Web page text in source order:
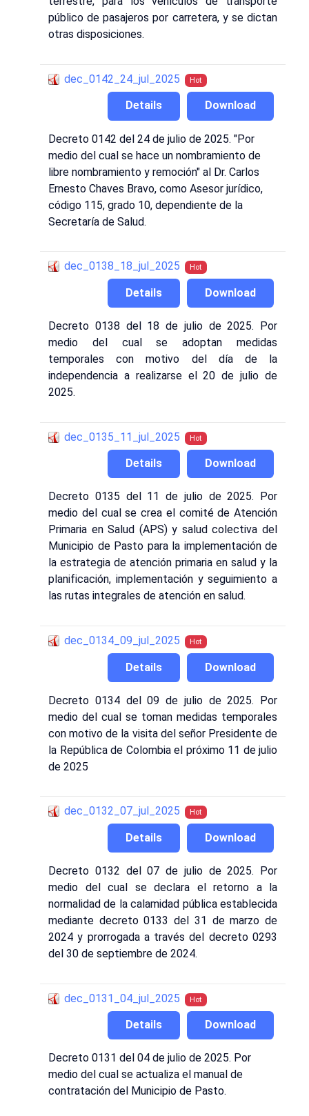
público de pasajeros por carretera, y se dictan
otras disposiciones.
dec_0142_24_jul_2025 Hot
Download
Details
Decreto 0142 del 24 de julio de 2025. "Por
medio del cual se hace un nombramiento de
libre nombramiento y remoción" al Dr. Carlos
Ernesto Chaves Bravo, como Asesor jurídico,
código 115, grado 10, dependiente de la
Secretaría de Salud.
dec_0138_18_jul_2025 Hot
Download
Details
Decreto 0138 del 18 de julio de 2025. Por
medio del cual se adoptan medidas
temporales con motivo del día de la
independencia a realizarse el 20 de julio de
2025.
dec_0135_11_jul_2025 Hot
Download
Details
Decreto 0135 del 11 de julio de 2025. Por
medio del cual se crea el comité de Atención
Primaria en Salud (APS) y salud colectiva del
Municipio de Pasto para la implementación de
la estrategia de atención primaria en salud y la
planificación, implementación y seguimiento a
las rutas integrales de atención en salud.
dec_0134_09_jul_2025 Hot
Download
Details
Decreto 0134 del 09 de julio de 2025. Por
medio del cual se toman medidas temporales
con motivo de la visita del señor Presidente de
la República de Colombia el próximo 11 de julio
de 2025
dec_0132_07_jul_2025 Hot
Download
Details
Decreto 0132 del 07 de julio de 2025. Por
medio del cual se declara el retorno a la
normalidad de la calamidad pública establecida
mediante decreto 0133 del 31 de marzo de
2024 y prorrogada a través del decreto 0293
del 30 de septiembre de 2024.
dec_0131_04_jul_2025 Hot
Download
Details
Decreto 0131 del 04 de julio de 2025. Por
medio del cual se actualiza el manual de
contratación del Municipio de Pasto.